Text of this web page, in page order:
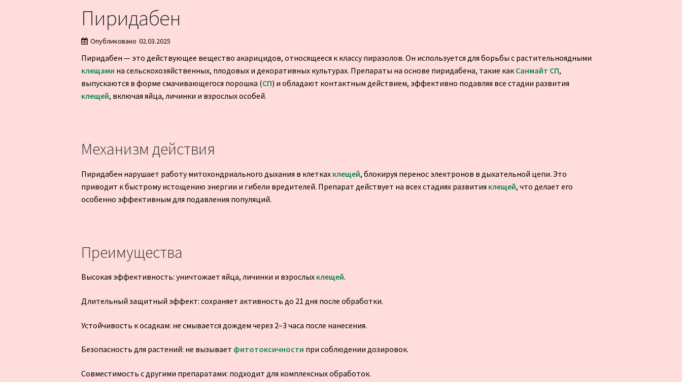
Пиридабен
Опубликовано 02.03.2025
Пиридабен — это действующее вещество акарицидов, относящееся к классу пиразолов. Он используется для борьбы с растительноядными
клещами на сельскохозяйственных, плодовых и декоративных культурах. Препараты на основе пиридабена, такие как Санмайт СП,
выпускаются в форме смачивающегося порошка (СП) и обладают контактным действием, эффективно подавляя все стадии развития
клещей, включая яйца, личинки и взрослых особей.
Механизм действия
Пиридабен нарушает работу митохондриального дыхания в клетках клещей, блокируя перенос электронов в дыхательной цепи. Это
приводит к быстрому истощению энергии и гибели вредителей. Препарат действует на всех стадиях развития клещей, что делает его
особенно эффективным для подавления популяций.
Преимущества
Высокая эффективность: уничтожает яйца, личинки и взрослых клещей.
Длительный защитный эффект: сохраняет активность до 21 дня после обработки.
Устойчивость к осадкам: не смывается дождем через 2–3 часа после нанесения.
Безопасность для растений: не вызывает фитотоксичности при соблюдении дозировок.
Совместимость с другими препаратами: подходит для комплексных обработок.